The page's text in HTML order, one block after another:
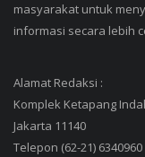
masyarakat untuk
informasi secara lebih
Alamat Redaksi :
Komplek Ketapang
Jakarta 11140
Telepon (62-21) 6340960